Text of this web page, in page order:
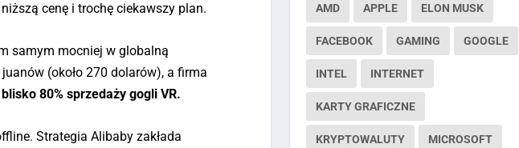
cenę i trochę ciekawszy plan.
samym mocniej w globalną
(około 270 dolarów), a firma
80% sprzedaży gogli VR.
Strategia Alibaby zakłada
AMD APPLE ELON MUSK
FACEBOOK GAMING GOOGLE
INTEL INTERNET
KARTY GRAFICZNE
KRYPTOWALUTY MICROSOFT